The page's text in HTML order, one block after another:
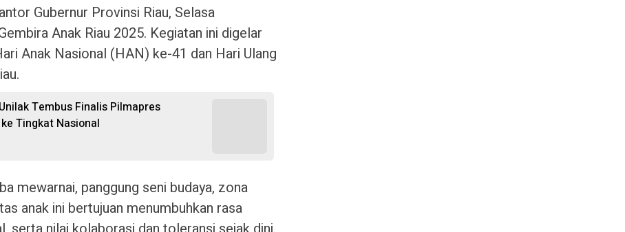
Gubernur Provinsi Riau, Selasa
Anak Riau 2025. Kegiatan ini digelar
Anak Nasional (HAN) ke-41 dan Hari Ulang
Tembus Finalis Pilmapres
Tingkat Nasional
mewarnai, panggung seni budaya, zona
anak ini bertujuan menumbuhkan rasa